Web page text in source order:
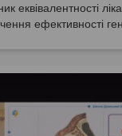
еквівалентності
ефективності